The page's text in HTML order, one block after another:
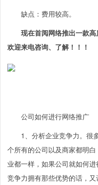
缺点：费用较高。
现在首阅网络推出一款
欢迎来电咨询、了解！！！
公司如何进行网络推广
1、分析企业竞争力。很
个所有的公司以及商家都明
业都一样，如果公司就如何
竞争力拥有那些优势的话，